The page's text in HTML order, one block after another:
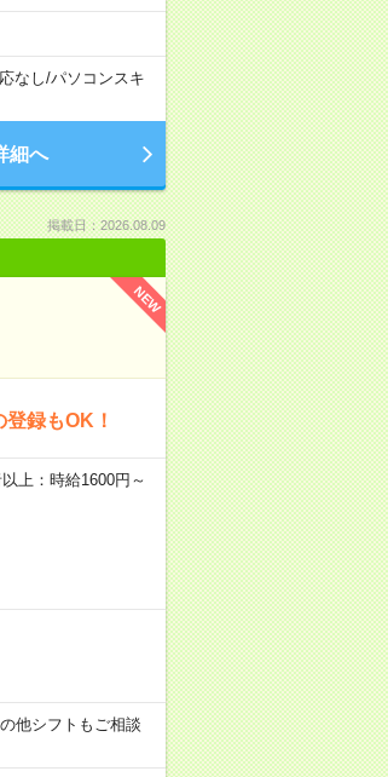
なし/パソコンスキ
細へ
掲載日：2026.08.09
NEW
録もOK！
上：時給1600円～
他シフトもご相談